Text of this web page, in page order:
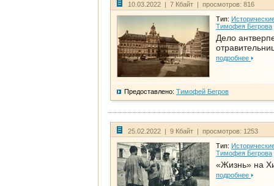
10.03.2022 | 7 Кбайт | просмотров: 816
Тип:
Тимофея Бегрова
Дело
подробнее
Предоставлено: Тимофей Бегров
25.02.2022 | 9 Кбайт | просмотров: 1253
Тип:
Тимофея Бегрова
«Жизнь» на
подробнее